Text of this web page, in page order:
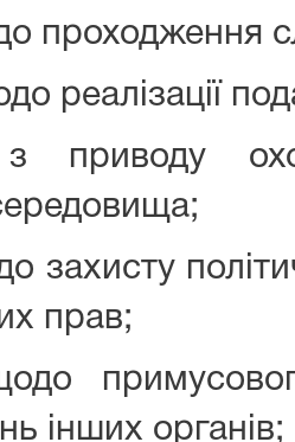
проходження
реалізації
захисту
прав;
інших органів;